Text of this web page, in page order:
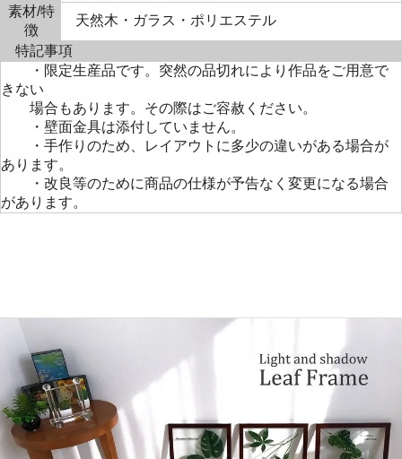
素材/特
徴
天然木・ガラス・ポリエステル
特記事項
・限定生産品です。突然の品切れにより作品をご用意で
きない
場合もあります。その際はご容赦ください。
・壁面金具は添付していません。
・手作りのため、レイアウトに多少の違いがある場合が
あります。
・改良等のために商品の仕様が予告なく変更になる場合
があります。